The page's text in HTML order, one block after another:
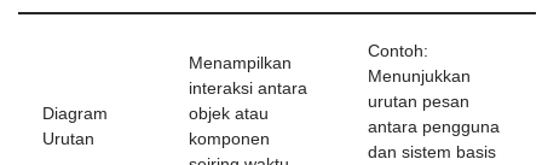
Diagram
Urutan
Menampilkan
interaksi antara
objek atau
komponen
Contoh:
Menunjukkan
urutan pesan
antara pengguna
dan sistem basis